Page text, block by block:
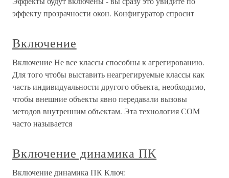
эффекту прозрачности окон. Конфигуратор спросит
Включение
Включение Не все классы способны к агрегированию.
Для того чтобы выставить неагрегируемые классы как
часть индивидуальности другого объекта, необходимо,
чтобы внешние объекты явно передавали вызовы
методов внутренним объектам. Эта технология СОМ
часто называется
Включение динамика ПК
Включение динамика ПК Ключ: